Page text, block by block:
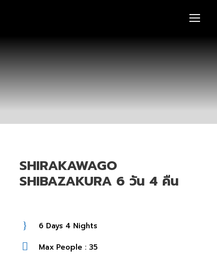
SHIRAKAWAGO
SHIBAZAKURA 6 วัน 4 คืน
6 Days 4 Nights
Max People : 35